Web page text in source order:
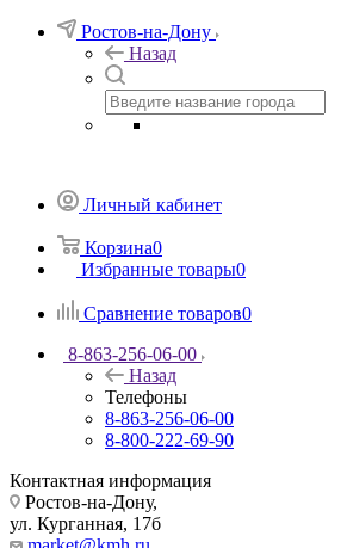
Ростов-на-Дону
Назад
Личный кабинет
Корзина0
Избранные товары0
Сравнение товаров0
8-863-256-06-00
Назад
Телефоны
8-863-256-06-00
8-800-222-69-90
Контактная информация
Ростов-на-Дону,
ул. Курганная, 17б